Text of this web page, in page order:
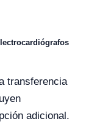
transferencia
adicional.